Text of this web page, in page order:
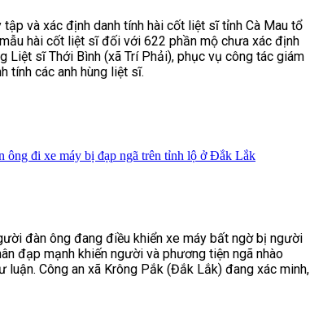
tập và xác định danh tính hài cốt liệt sĩ tỉnh Cà Mau tổ
hài cốt liệt sĩ đối với 622 phần mộ chưa xác định
Liệt sĩ Thới Bình (xã Trí Phải), phục vụ công tác giám
tính các anh hùng liệt sĩ.
ông đi xe máy bị đạp ngã trên tỉnh lộ ở Đắk Lắk
đàn ông đang điều khiển xe máy bất ngờ bị người
đạp mạnh khiến người và phương tiện ngã nhào
luận. Công an xã Krông Pắk (Đắk Lắk) đang xác minh,